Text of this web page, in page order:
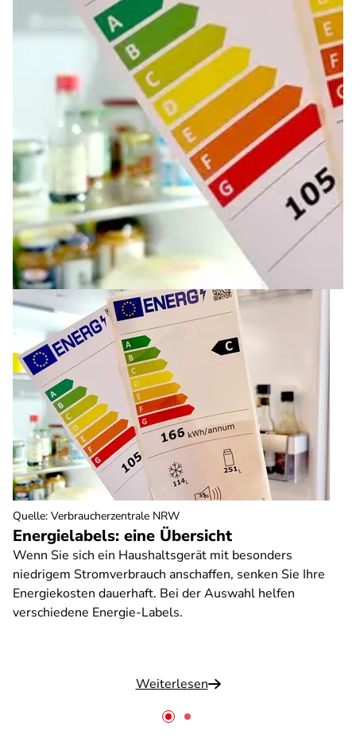
Energielabels: eine Übersicht
Wenn Sie sich ein Haushaltsgerät mit besonders
niedrigem Stromverbrauch anschaffen, senken Sie Ihre
Energiekosten dauerhaft. Bei der Auswahl helfen
verschiedene Energie-Labels.
Weiterlesen
Quelle: Verbraucherzentrale NRW